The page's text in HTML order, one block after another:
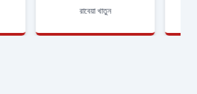
রাবেয়া খাতুন